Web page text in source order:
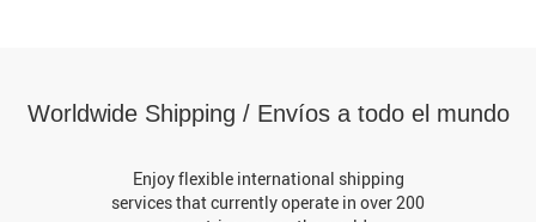
Worldwide Shipping / Envíos a todo el mundo
Enjoy flexible international shipping
services that currently operate in over 200